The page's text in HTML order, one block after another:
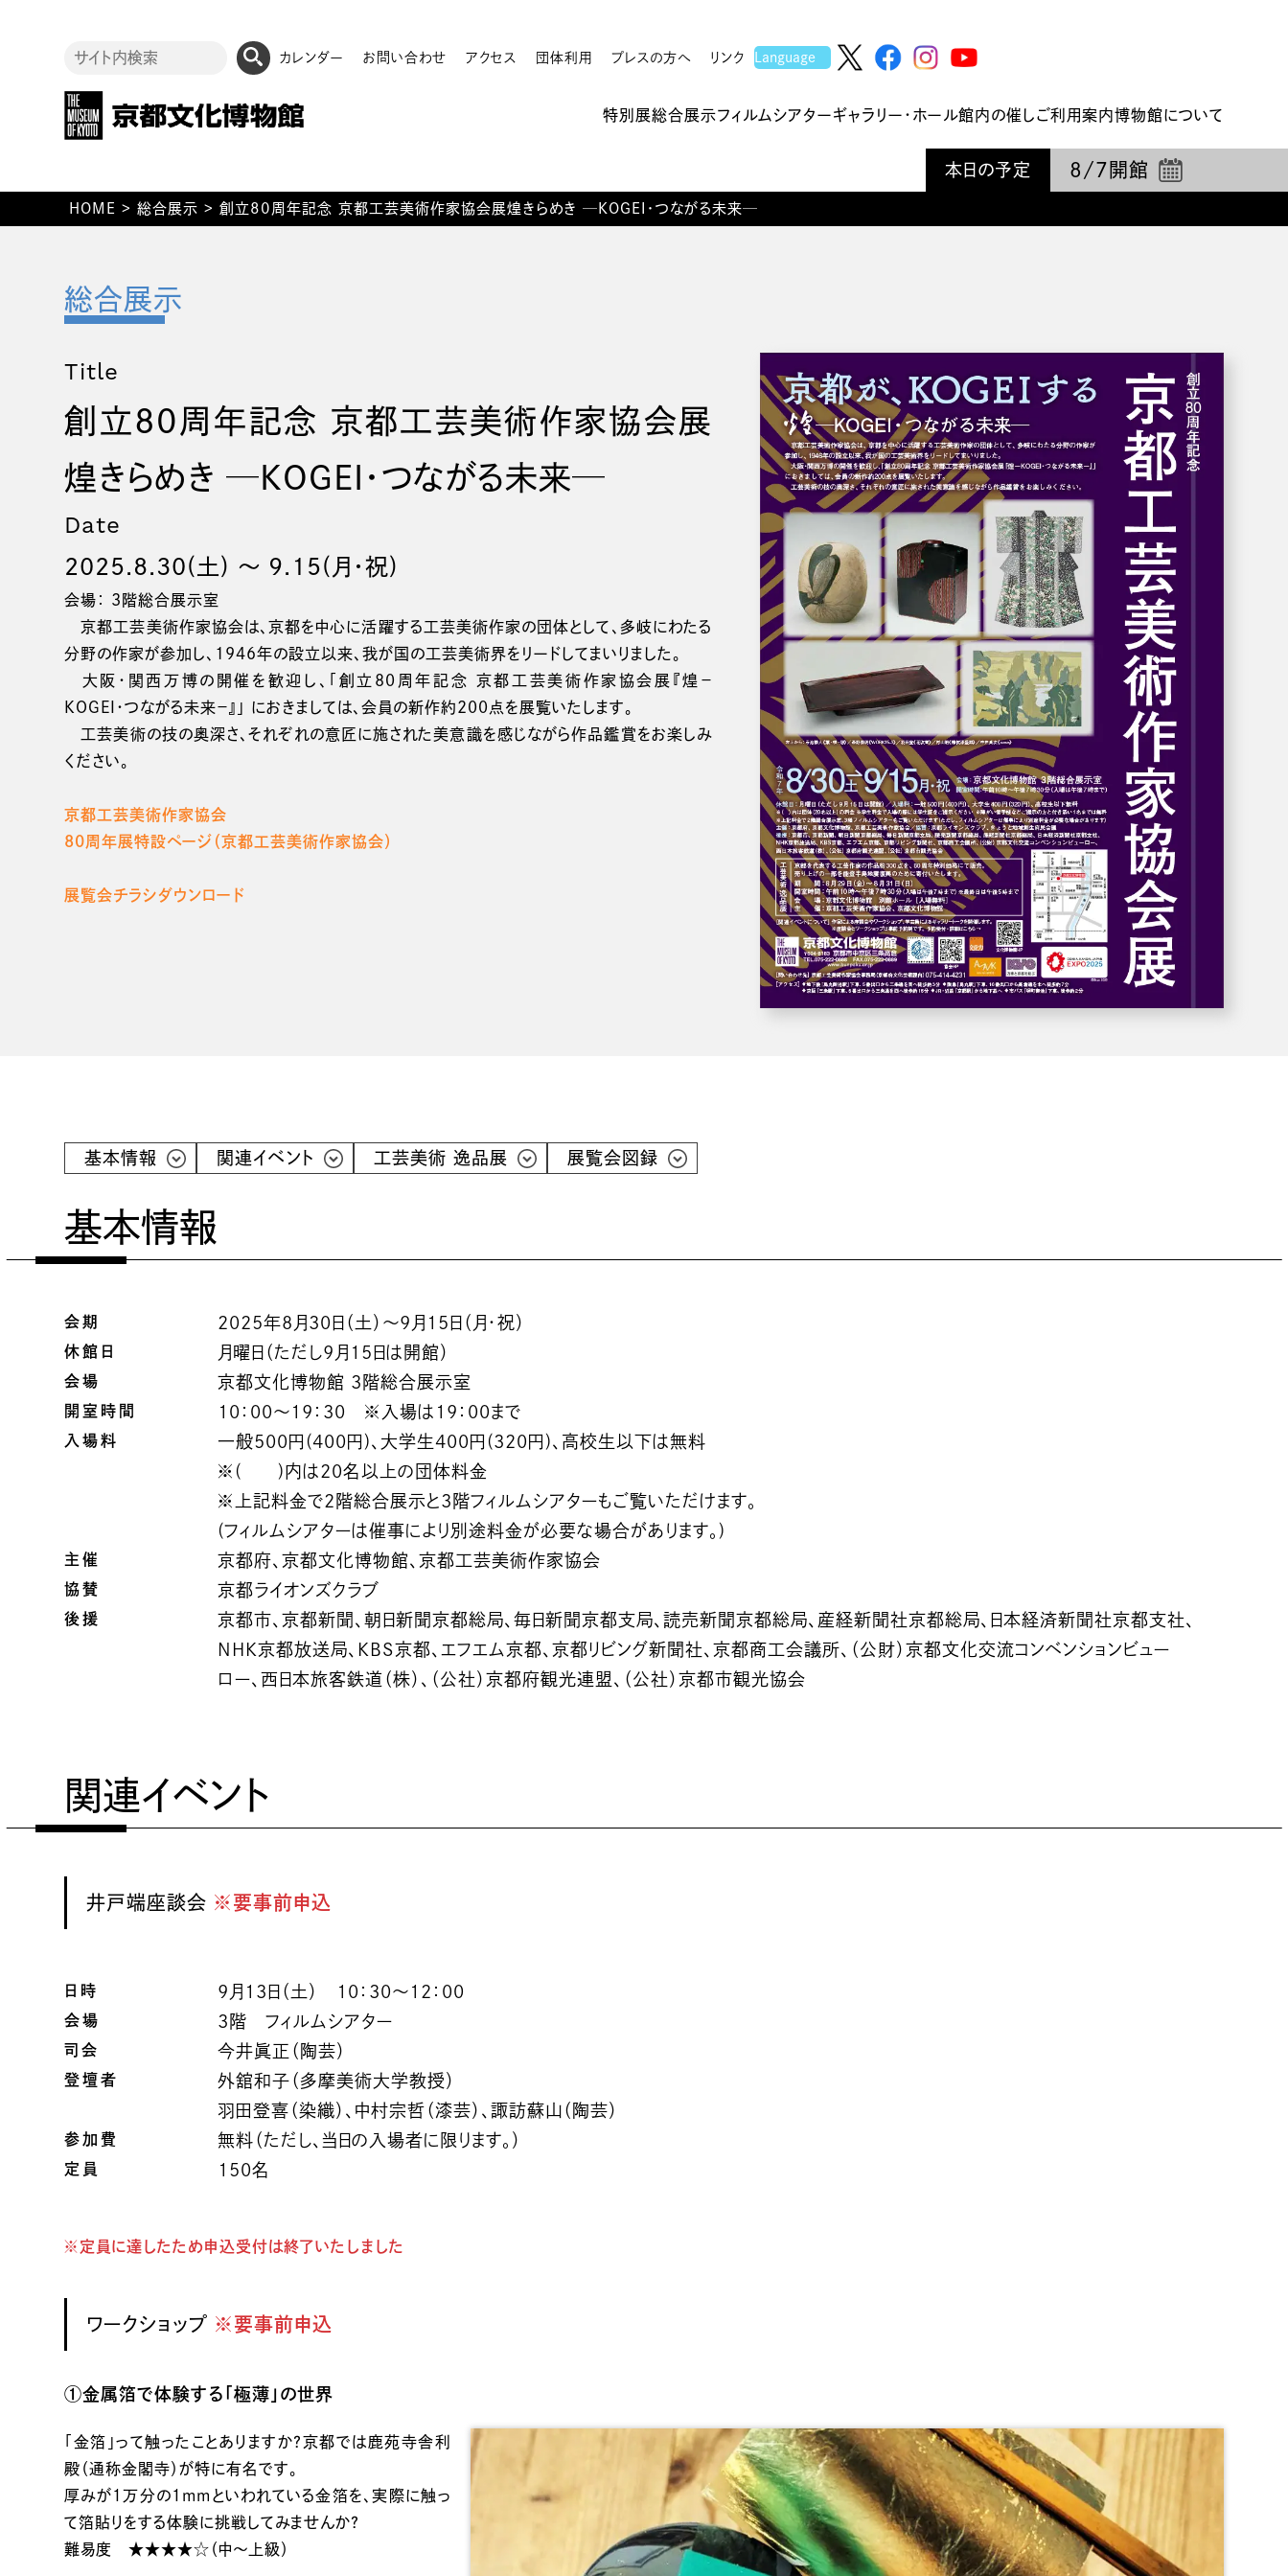
カレンダー お問い合わせ アクセス 団体利用 プレスの方へ リンク
特別展総合展示フィルムシアターギャラリー・ホール館内の催しご利用案内博物館について
本日の予定 8/7 開館
HOME > 総合展示 > 創立80周年記念 京都工芸美術作家協会展煌きらめき ─KOGEI・つながる未来─
Title
創立80周年記念 京都工芸美術作家協会展
煌きらめき ─KOGEI・つながる未来─
Date
2025.8.30(土) 〜 9.15(月・祝)
会場： 3階総合展示室
京都工芸美術作家協会は、京都を中心に活躍する工芸美術作家の団体として、多岐にわたる
分野の作家が参加し、1946年の設立以来、我が国の工芸美術界をリードしてまいりました。
大阪・関西万博の開催を歓迎し、「創立80周年記念 京都工芸美術作家協会展『煌－
KOGEI・つながる未来－』」 におきましては、会員の新作約200点を展覧いたします。
工芸美術の技の奥深さ、それぞれの意匠に施された美意識を感じながら作品鑑賞をお楽しみ
ください。
京都工芸美術作家協会
80周年展特設ページ（京都工芸美術作家協会）
展覧会チラシダウンロード
基本情報 関連イベント 工芸美術 逸品展 展覧会図録
基本情報
会期 2025年8月30日（土）～9月15日（月・祝）
休館日 月曜日（ただし9月15日は開館）
会場 京都文化博物館 3階総合展示室
開室時間 10：00〜19：30 ※入場は19：00まで
入場料
一般500円(400円)、大学生400円(320円)、高校生以下は無料
※( )内は20名以上の団体料金
※上記料金で2階総合展示と3階フィルムシアターもご覧いただけます。
(フィルムシアターは催事により別途料金が必要な場合があります。)
主催 京都府、京都文化博物館、京都工芸美術作家協会
協賛 京都ライオンズクラブ
後援
京都市、京都新聞、朝日新聞京都総局、毎日新聞京都支局、読売新聞京都総局、産経新聞社京都総局、日本経済新聞社京都支社、
NHK京都放送局、KBS京都、エフエム京都、京都リビング新聞社、京都商工会議所、（公財）京都文化交流コンベンションビュー
ロー、西日本旅客鉄道（株）、（公社）京都府観光連盟、（公社）京都市観光協会
関連イベント
井戸端座談会 ※要事前申込
日時 9月13日（土） 10：30～12：00
会場 3階 フィルムシアター
司会 今井眞正（陶芸）
登壇者
外舘和子（多摩美術大学教授）
羽田登喜（染織）、中村宗哲（漆芸）、諏訪蘇山（陶芸）
参加費 無料（ただし、当日の入場者に限ります。）
定員 150名
※定員に達したため申込受付は終了いたしました
ワークショップ ※要事前申込
①金属箔で体験する「極薄」の世界
「金箔」って触ったことありますか？京都では鹿苑寺舎利
殿（通称金閣寺）が特に有名です。
厚みが１万分の１mmといわれている金箔を、実際に触っ
て箔貼りをする体験に挑戦してみませんか？
難易度 ★★★★☆（中～上級）